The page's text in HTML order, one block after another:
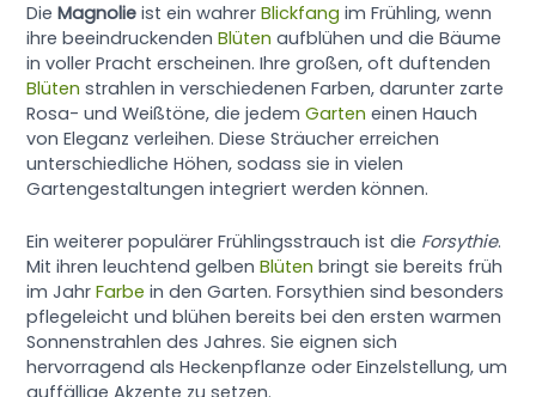
DieMagnolie ist ein wahrerBlickfang im Frühling, wenn
ihre beeindruckendenBlüten aufblühen und die Bäume
in voller Pracht erscheinen. Ihre großen, oft duftenden
Blüten strahlen in verschiedenen Farben, darunter zarte
Rosa- und Weißtöne, die jedemGarten einen Hauch
von Eleganz verleihen. Diese Sträucher erreichen
unterschiedliche Höhen, sodass sie in vielen
Gartengestaltungen integriert werden können.
Ein weiterer populärer Frühlingsstrauch ist die Forsythie.
Mit ihren leuchtend gelbenBlüten bringt sie bereits früh
im JahrFarbe in den Garten. Forsythien sind besonders
pflegeleicht und blühen bereits bei den ersten warmen
Sonnenstrahlen des Jahres. Sie eignen sich
hervorragend als Heckenpflanze oder Einzelstellung, um